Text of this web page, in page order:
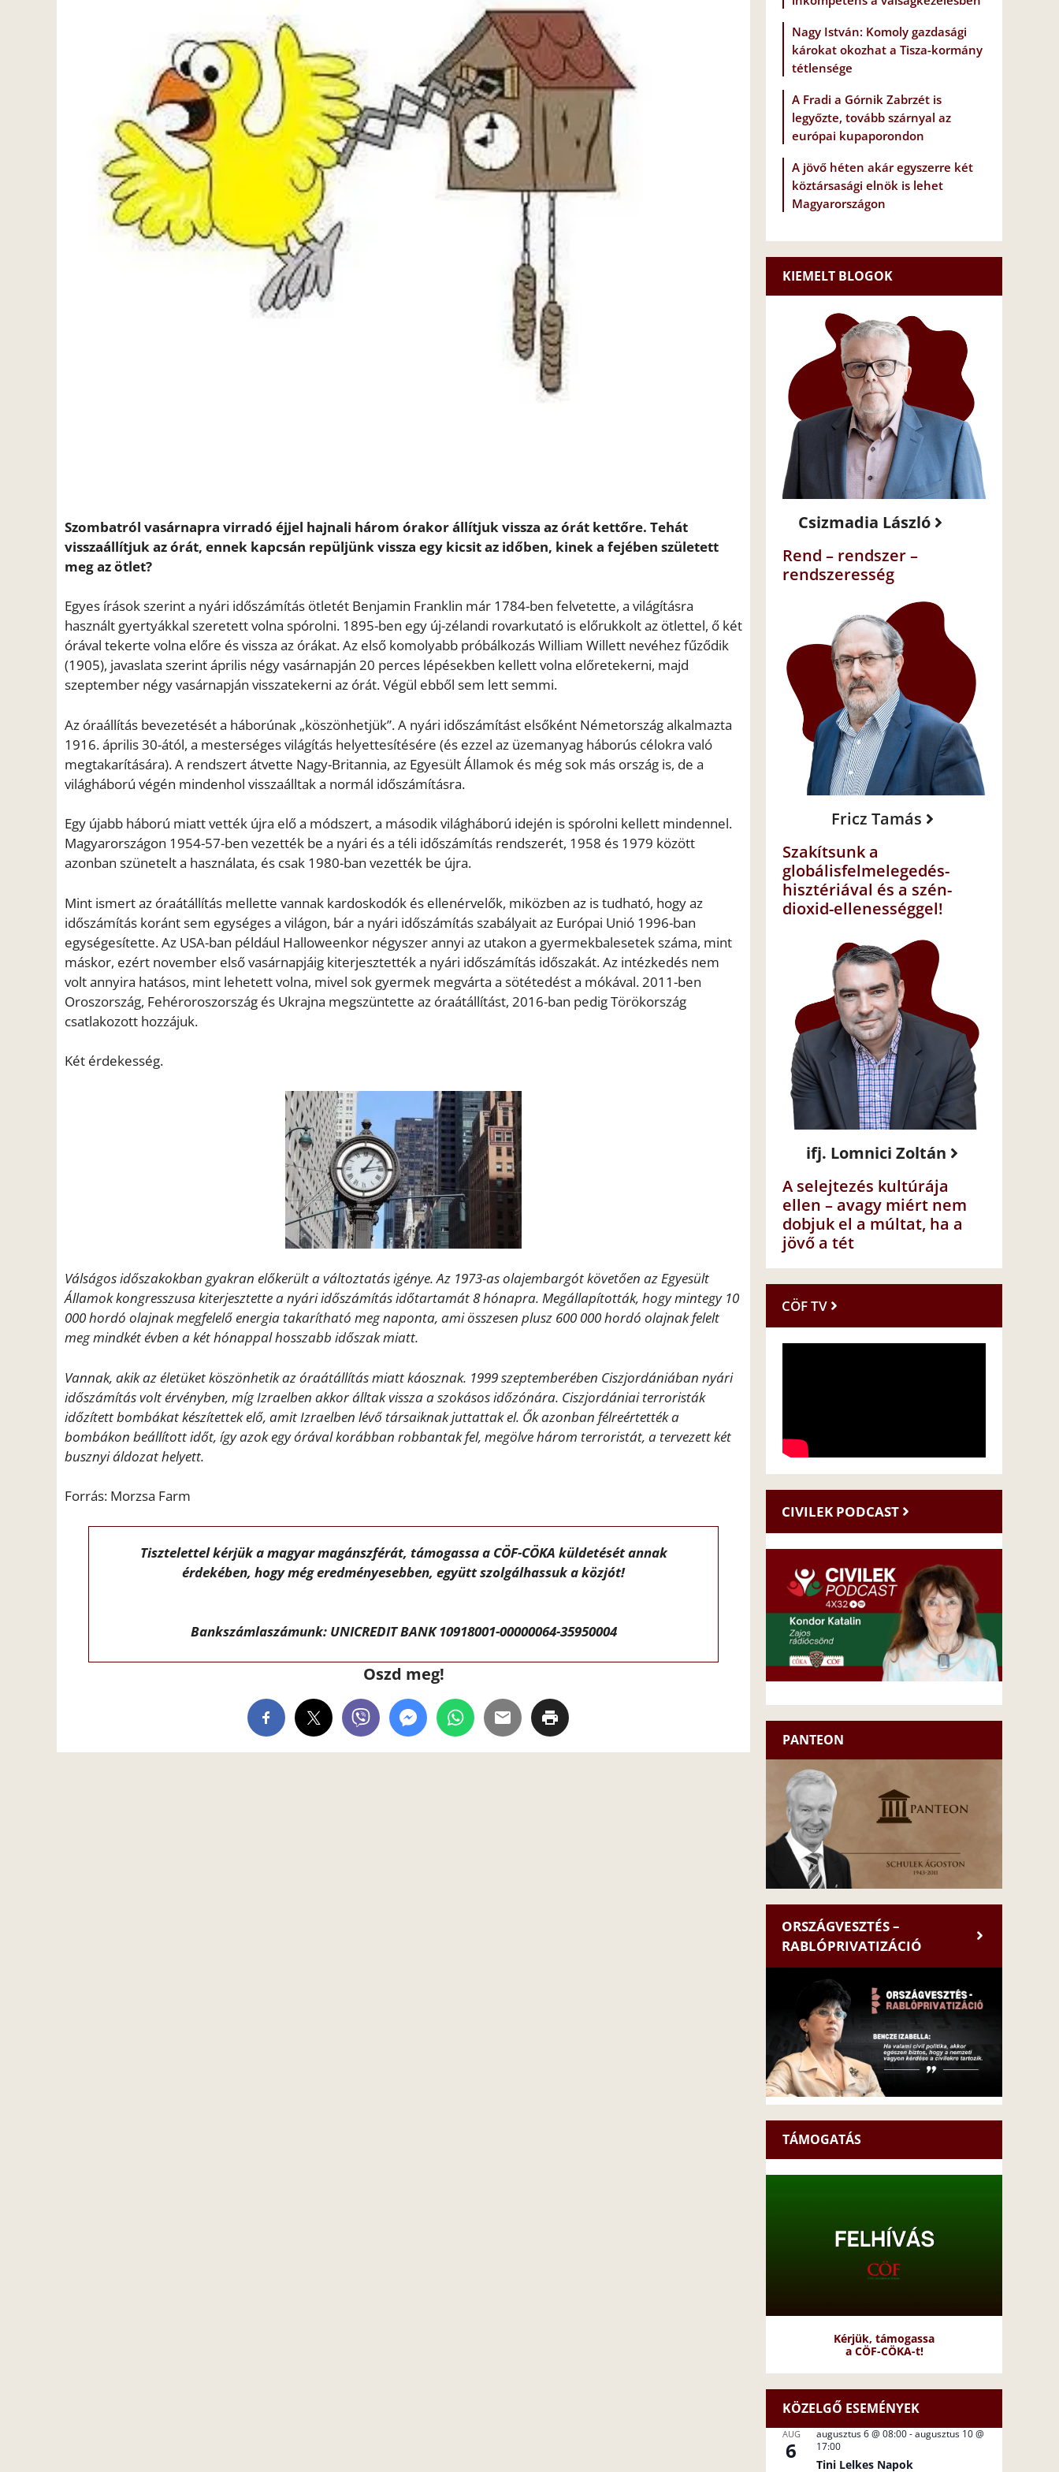
Szombatról vasárnapra virradó éjjel hajnali három órakor állítjuk vissza az órát kettőre. Tehát
visszaállítjuk az órát, ennek kapcsán repüljünk vissza egy kicsit az időben, kinek a fejében született
meg az ötlet?
Egyes írások szerint a nyári időszámítás ötletét Benjamin Franklin már 1784-ben felvetette, a világításra
használt gyertyákkal szeretett volna spórolni. 1895-ben egy új-zélandi rovarkutató is előrukkolt az ötlettel, ő két
órával tekerte volna előre és vissza az órákat. Az első komolyabb próbálkozás William Willett nevéhez fűződik
(1905), javaslata szerint április négy vasárnapján 20 perces lépésekben kellett volna előretekerni, majd
szeptember négy vasárnapján visszatekerni az órát. Végül ebből sem lett semmi.
Az óraállítás bevezetését a háborúnak „köszönhetjük”. A nyári időszámítást elsőként Németország alkalmazta
1916. április 30-ától, a mesterséges világítás helyettesítésére (és ezzel az üzemanyag háborús célokra való
megtakarítására). A rendszert átvette Nagy-Britannia, az Egyesült Államok és még sok más ország is, de a
világháború végén mindenhol visszaálltak a normál időszámításra.
Egy újabb háború miatt vették újra elő a módszert, a második világháború idején is spórolni kellett mindennel.
Magyarországon 1954-57-ben vezették be a nyári és a téli időszámítás rendszerét, 1958 és 1979 között
azonban szünetelt a használata, és csak 1980-ban vezették be újra.
Mint ismert az óraátállítás mellette vannak kardoskodók és ellenérvelők, miközben az is tudható, hogy az
időszámítás koránt sem egységes a világon, bár a nyári időszámítás szabályait az Európai Unió 1996-ban
egységesítette. Az USA-ban például Halloweenkor négyszer annyi az utakon a gyermekbalesetek száma, mint
máskor, ezért november első vasárnapjáig kiterjesztették a nyári időszámítás időszakát. Az intézkedés nem
volt annyira hatásos, mint lehetett volna, mivel sok gyermek megvárta a sötétedést a mókával. 2011-ben
Oroszország, Fehéroroszország és Ukrajna megszüntette az óraátállítást, 2016-ban pedig Törökország
csatlakozott hozzájuk.
Két érdekesség.
Válságos időszakokban gyakran előkerült a változtatás igénye. Az 1973-as olajembargót követően az Egyesült
Államok kongresszusa kiterjesztette a nyári időszámítás időtartamát 8 hónapra. Megállapították, hogy mintegy 10
000 hordó olajnak megfelelő energia takarítható meg naponta, ami összesen plusz 600 000 hordó olajnak felelt
meg mindkét évben a két hónappal hosszabb időszak miatt.
Vannak, akik az életüket köszönhetik az óraátállítás miatt káosznak. 1999 szeptemberében Ciszjordániában nyári
időszámítás volt érvényben, míg Izraelben akkor álltak vissza a szokásos időzónára. Ciszjordániai terroristák
időzített bombákat készítettek elő, amit Izraelben lévő társaiknak juttattak el. Ők azonban félreértették a
bombákon beállított időt, így azok egy órával korábban robbantak fel, megölve három terroristát, a tervezett két
busznyi áldozat helyett.
Forrás: Morzsa Farm
Tisztelettel kérjük a magyar magánszférát, támogassa a CÖF-CÖKA küldetését annak
érdekében, hogy még eredményesebben, együtt szolgálhassuk a közjót!
Bankszámlaszámunk: UNICREDIT BANK 10918001-00000064-35950004
Oszd meg!
Nagy István: Komoly gazdasági
károkat okozhat a Tisza-kormány
tétlensége
A Fradi a Górnik Zabrzét is
legyőzte, tovább szárnyal az
európai kupaporondon
A jövő héten akár egyszerre két
köztársasági elnök is lehet
Magyarországon
KIEMELT BLOGOK
Csizmadia László
Rend – rendszer –
rendszeresség
Fricz Tamás
Szakítsunk a
globálisfelmelegedés-
hisztériával és a szén-
dioxid-ellenességgel!
ifj. Lomnici Zoltán
A selejtezés kultúrája
ellen – avagy miért nem
dobjuk el a múltat, ha a
jövő a tét
CÖF TV
CIVILEK PODCAST
PANTEON
ORSZÁGVESZTÉS –
RABLÓPRIVATIZÁCIÓ
TÁMOGATÁS
Kérjük, támogassa
a CÖF-CÖKA-t!
KÖZELGŐ ESEMÉNYEK
AUG
6
augusztus 6 @ 08:00-augusztus 10 @
17:00
Tini Lelkes Napok